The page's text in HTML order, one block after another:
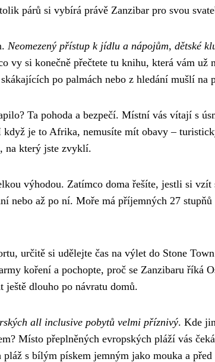
párů si vybírá právě Zanzibar pro svou
Neomezený přístup k jídlu a nápojům, dětské
vy si konečně přečtete tu knihu, která vám už
po palmách nebo z hledání mušlí na
Ta pohoda a bezpečí. Místní vás vítají s
když je to Afrika, nemusíte mít obavy –
na který jste zvyklí.
výhodou. Zatímco doma řešíte, jestli si vzít
nebo až po ní. Moře má příjemných 27
určitě si udělejte čas na výlet do Stone
koření a pochopte, proč se Zanzibaru říká
ještě dlouho po návratu domů.
all inclusive pobytů velmi příznivý. Kde
Místo přeplněných evropských pláží vás
s bílým pískem jemným jako mouka a